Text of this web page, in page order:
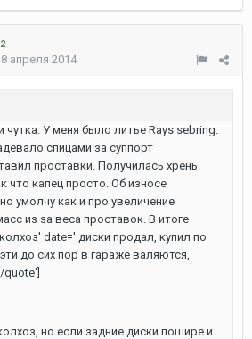
2
8 апреля 2014
У меня было литье Rays sebring.
спицами за суппорт
проставки. Получилась хрень.
что капец просто. Об износе
умолчу как и про увеличение
из за веса проставок. В итоге
date=' диски продал, купил по
до сих пор в гараже валяются,
но если задние диски пошире и